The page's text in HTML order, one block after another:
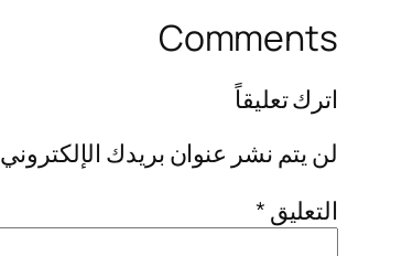
Comments
اترك تعليقاً
لن يتم نشر عنوان بريدك
التعليق *